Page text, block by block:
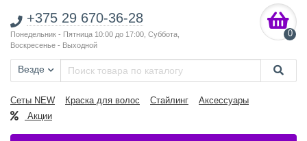
+375 29 670-36-28
Понедельник - Пятница 10:00 до 17:00, Суббота,
Воскресенье - Выходной
0
Везде
Сеты NEW Краска для волос Стайлинг
Аксессуары
Акции